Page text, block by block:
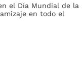
el Día Mundial de la
en todo el